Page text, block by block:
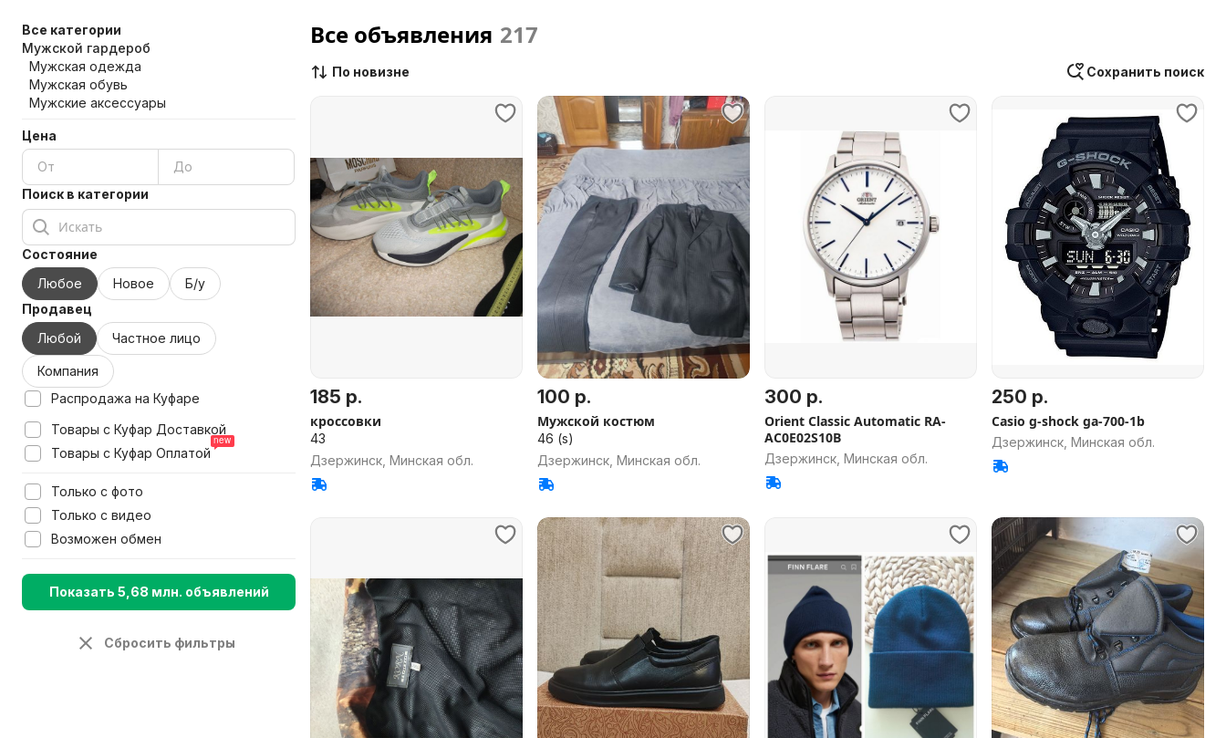
Все категории
Мужской гардероб
Мужская одежда
Мужская обувь
Мужские аксессуары
Цена
Поиск в категории
Состояние
Любое
Новое
Б/у
Продавец
Любой
Частное лицо
Компания
Распродажа на Куфаре
Товары с Куфар Доставкой
Товары с Куфар Оплатой
Только с фото
Только с видео
Возможен обмен
Показать 5,68 млн. объявлений
Сбросить фильтры
Все объявления 217
Сохранить поиск
По новизне
185 р.
кроссовки
43
Дзержинск, Минская обл.
100 р.
Мужской костюм
46 (s)
Дзержинск, Минская обл.
300 р.
Orient Classic Automatic RA-
AC0E02S10B
Дзержинск, Минская обл.
250 р.
Casio g-shock ga-700-1b
Дзержинск, Минская обл.